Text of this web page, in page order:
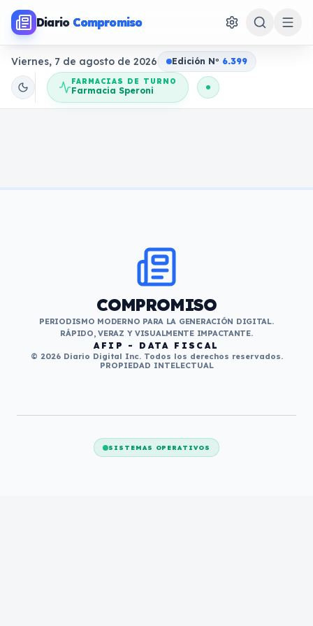
Diario Compromiso
Viernes, 7 de agosto de 2026 Edición No 6.399
FARMACIAS DE TURNO
Farmacia Speroni
COMPROMISO
PERIODISMO MODERNO PARA LA GENERACIÓN DIGITAL.
RÁPIDO, VERAZ Y VISUALMENTE IMPACTANTE.
AFIP - DATA FISCAL
© 2026 Diario Digital Inc. Todos los derechos reservados.
PROPIEDAD INTELECTUAL
SISTEMAS OPERATIVOS